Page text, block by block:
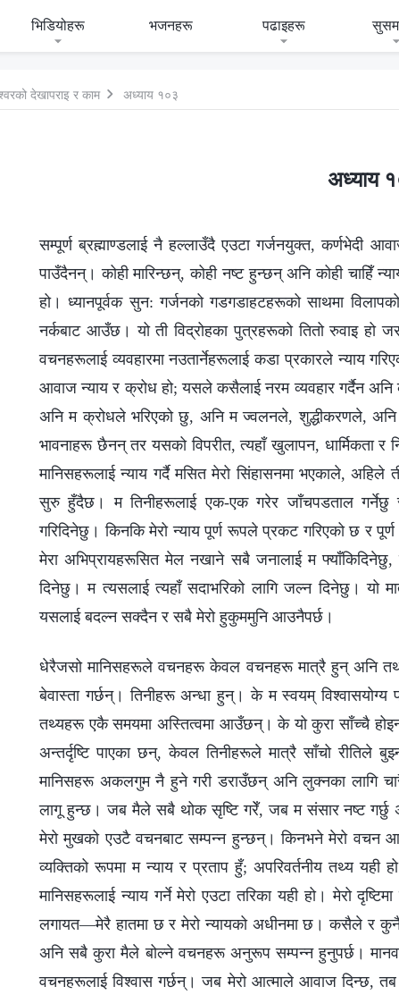
भिडियोहरू भजनहरू पढाइहरू
देखापराइ र काम अध्याय १०३
अध्याय
सम्पूर्ण ब्रह्माण्डलाई नै हल्लाउँदै एउटा गर्जनयुक्त, कर्णभेदी
पाउँदैनन्। कोही मारिन्छन्, कोही नष्ट हुन्छन् अनि कोही चाहिँ
हो। ध्यानपूर्वक सुन: गर्जनको गडगडाहटहरूको साथमा
नर्कबाट आउँछ। यो ती विद्रोहका पुत्रहरूको तितो रुवाइ
वचनहरूलाई व्यवहारमा नउतार्नेहरूलाई कडा प्रकारले न्याय
आवाज न्याय र क्रोध हो; यसले कसैलाई नरम व्यवहार गर्दैन
अनि म क्रोधले भरिएको छु, अनि म ज्वलनले, शुद्धीकरणले,
भावनाहरू छैनन् तर यसको विपरीत, त्यहाँ खुलापन, धार्मिकता
मानिसहरूलाई न्याय गर्दै मसित मेरो सिंहासनमा भएकाले, अहिले
सुरु हुँदैछ। म तिनीहरूलाई एक-एक गरेर जाँचपडताल
गरिदिनेछु। किनकि मेरो न्याय पूर्ण रूपले प्रकट गरिएको छ र
मेरा अभिप्रायहरूसित मेल नखाने सबै जनालाई म
दिनेछु। म त्यसलाई त्यहाँ सदाभरिको लागि जल्न दिनेछु। यो
यसलाई बदल्न सक्दैन र सबै मेरो हुकुममुनि आउनैपर्छ।
धेरैजसो मानिसहरूले वचनहरू केवल वचनहरू मात्रै हुन् अनि
बेवास्ता गर्छन्। तिनीहरू अन्धा हुन्। के म स्वयम्
तथ्यहरू एकै समयमा अस्तित्वमा आउँछन्। के यो कुरा साँच्चै
अन्तर्दृष्टि पाएका छन्, केवल तिनीहरूले मात्रै साँचो रीतिले
मानिसहरू अकलगुम नै हुने गरी डराउँछन् अनि लुक्नका लागि
लागू हुन्छ। जब मैले सबै थोक सृष्टि गरेँ, जब म संसार नष्ट गर्छु
मेरो मुखको एउटै वचनबाट सम्पन्न हुन्छन्। किनभने मेरो वचन
व्यक्तिको रूपमा म न्याय र प्रताप हुँ; अपरिवर्तनीय तथ्य यही
मानिसहरूलाई न्याय गर्ने मेरो एउटा तरिका यही हो। मेरो
लगायत—मेरै हातमा छ र मेरो न्यायको अधीनमा छ। कसैले र कुनै
अनि सबै कुरा मैले बोल्ने वचनहरू अनुरूप सम्पन्न हुनुपर्छ। मानव
वचनहरूलाई विश्‍वास गर्छन्। जब मेरो आत्माले आवाज दिन्छ, तब